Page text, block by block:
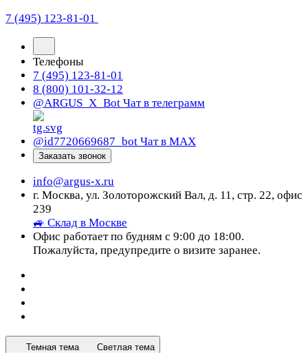
7 (495) 123-81-01
Телефоны
7 (495) 123-81-01
8 (800) 101-32-12
@ARGUS_X_Bot Чат в телеграмм
@id7720669687_bot Чат в МАХ
Заказать звонок
info@argus-x.ru
г. Москва, ул. Золоторожский Вал, д. 11, стр. 22, офис
239
🚙 Склад в Москве
Офис работает по будням с 9:00 до 18:00.
Пожалуйста, предупредите о визите заранее.
Темная тема Светлая тема